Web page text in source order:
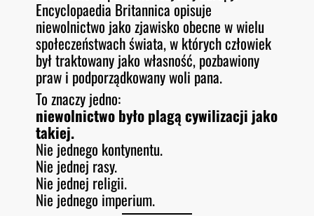
Encyclopaedia Britannica opisuje
niewolnictwo jako zjawisko obecne w wielu
społeczeństwach świata, w których człowiek
był traktowany jako własność, pozbawiony
praw i podporządkowany woli pana.
To znaczy jedno:
niewolnictwo było plagą cywilizacji jako
takiej.
Nie jednego kontynentu.
Nie jednej rasy.
Nie jednej religii.
Nie jednego imperium.